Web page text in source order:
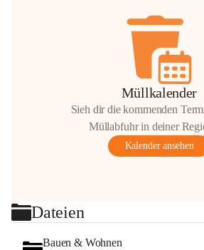
Müllkalender
Sieh dir die kommenden
Müllabfuhr in deiner
Kalender ansehen
Dateien
Bauen & Wohnen